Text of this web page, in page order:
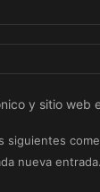
y sitio
siguientes
nueva entrada.